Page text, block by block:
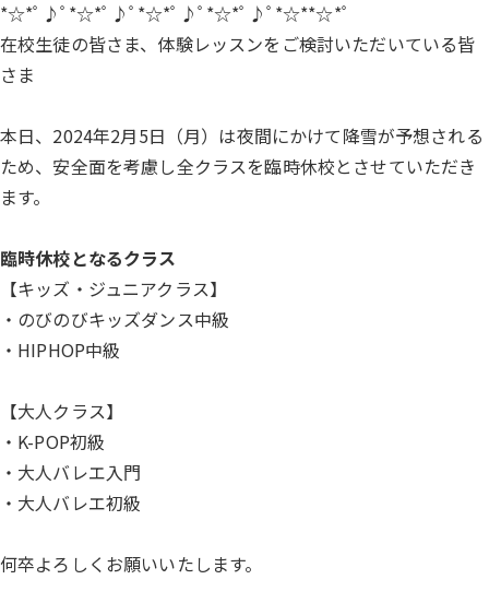
*☆*ﾟ♪ﾟ*☆*ﾟ♪ﾟ*☆*ﾟ♪ﾟ*☆*ﾟ♪ﾟ*☆**☆*ﾟ
在校生徒の皆さま、体験レッスンをご検討いただいている皆
さま
本日、2024年2月5日（月）は夜間にかけて降雪が予想される
ため、安全面を考慮し全クラスを臨時休校とさせていただき
ます。
臨時休校となるクラス
【キッズ・ジュニアクラス】
・のびのびキッズダンス中級
・HIPHOP中級
【大人クラス】
・K-POP初級
・大人バレエ入門
・大人バレエ初級
何卒よろしくお願いいたします。